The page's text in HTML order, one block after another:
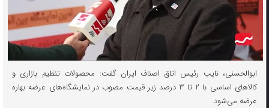
ابوالحسنی، نایب رئیس اتاق اصناف ایران گفت: محصولات تنظیم بازاری و
کالاهای اساسی با ۲ تا ۳ درصد زیر قیمت مصوب در نمایشگاه‌های عرضه بهاره
عرضه می‌شود.